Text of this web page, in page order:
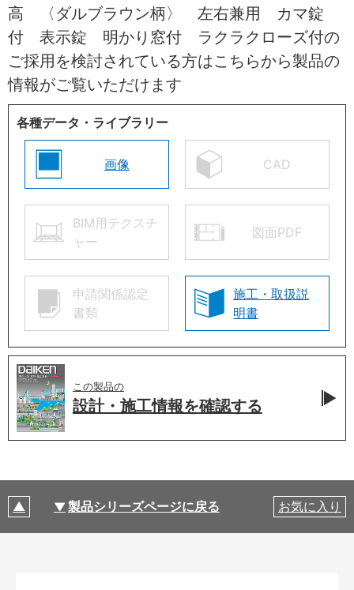
高 〈ダルブラウン柄〉 左右兼用 カマ錠
付 表示錠 明かり窓付 ラクラクローズ付の
ご採用を検討されている方はこちらから製品の
情報がご覧いただけます
各種データ・ライブラリー
画像 CAD
BIM用テクスチ
ャー
図面PDF
申請関係認定
書類
施工・取扱説
明書
この製品の
設計・施工情報を確認する
製品シリーズページに戻る お気に入り